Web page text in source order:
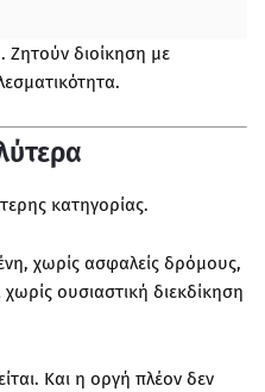
Ζητούν διοίκηση με
κατηγορίας.
χωρίς ασφαλείς δρόμους,
ουσιαστική διεκδίκηση
Και η οργή πλέον δεν